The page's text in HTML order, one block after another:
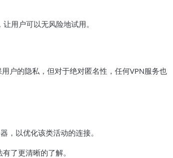
用户可以无风险地试用。
户的隐私，但对于绝对匿名性，任何VPN服务也
，以优化该类活动的连接。
了更清晰的了解。